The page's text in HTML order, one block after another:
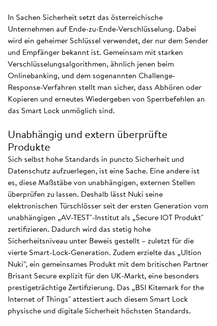
In Sachen Sicherheit setzt das österreichische
Unternehmen auf Ende-zu-Ende-Verschlüsselung. Dabei
wird ein geheimer Schlüssel verwendet, der nur dem Sender
und Empfänger bekannt ist. Gemeinsam mit starken
Verschlüsselungsalgorithmen, ähnlich jenen beim
Onlinebanking, und dem sogenannten Challenge-
Response-Verfahren stellt man sicher, dass Abhören oder
Kopieren und erneutes Wiedergeben von Sperrbefehlen an
das Smart Lock unmöglich sind.
Unabhängig und extern überprüfte
Produkte
Sich selbst hohe Standards in puncto Sicherheit und
Datenschutz aufzuerlegen, ist eine Sache. Eine andere ist
es, diese Maßstäbe von unabhängigen, externen Stellen
überprüfen zu lassen. Deshalb lässt Nuki seine
elektronischen Türschlösser seit der ersten Generation vom
unabhängigen „AV-TEST"-Institut als „Secure IOT Produkt"
zertifizieren. Dadurch wird das stetig hohe
Sicherheitsniveau unter Beweis gestellt – zuletzt für die
vierte Smart-Lock-Generation. Zudem erzielte das „Ultion
Nuki”, ein gemeinsames Produkt mit dem britischen Partner
Brisant Secure explizit für den UK-Markt, eine besonders
prestigeträchtige Zertifizierung. Das „BSI Kitemark for the
Internet of Things" attestiert auch diesem Smart Lock
physische und digitale Sicherheit höchsten Standards.